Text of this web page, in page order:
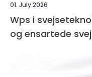
01. July 2026
Wps i
og ensartede